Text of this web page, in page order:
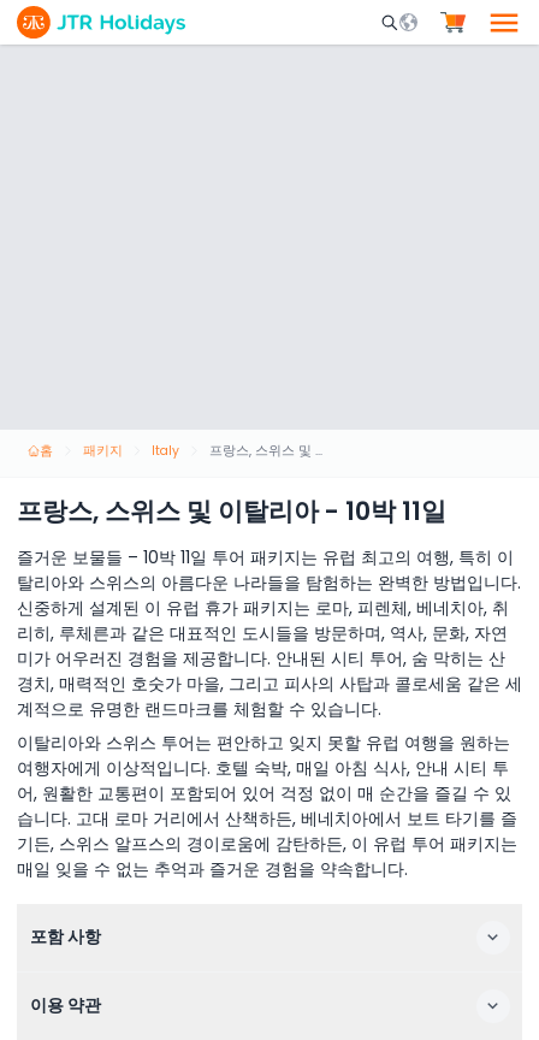
Mobile Search
홈 패키지 Italy 프랑스, 스위스 및 이탈리아 - 10박 11일
프랑스, 스위스 및 이탈리아 - 10박 11일
즐거운 보물들 – 10박 11일 투어 패키지는 유럽 최고의 여행, 특히 이
탈리아와 스위스의 아름다운 나라들을 탐험하는 완벽한 방법입니다.
신중하게 설계된 이 유럽 휴가 패키지는 로마, 피렌체, 베네치아, 취
리히, 루체른과 같은 대표적인 도시들을 방문하며, 역사, 문화, 자연
미가 어우러진 경험을 제공합니다. 안내된 시티 투어, 숨 막히는 산
경치, 매력적인 호숫가 마을, 그리고 피사의 사탑과 콜로세움 같은 세
계적으로 유명한 랜드마크를 체험할 수 있습니다.
이탈리아와 스위스 투어는 편안하고 잊지 못할 유럽 여행을 원하는
여행자에게 이상적입니다. 호텔 숙박, 매일 아침 식사, 안내 시티 투
어, 원활한 교통편이 포함되어 있어 걱정 없이 매 순간을 즐길 수 있
습니다. 고대 로마 거리에서 산책하든, 베네치아에서 보트 타기를 즐
기든, 스위스 알프스의 경이로움에 감탄하든, 이 유럽 투어 패키지는
매일 잊을 수 없는 추억과 즐거운 경험을 약속합니다.
포함 사항
이용 약관